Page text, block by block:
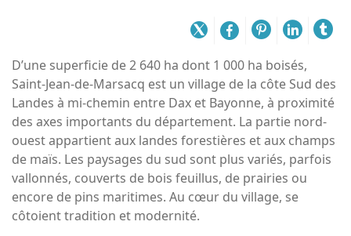
D’une superficie de 2 640 ha dont 1 000 ha boisés,
Saint-Jean-de-Marsacq est un village de la côte Sud des
Landes à mi-chemin entre Dax et Bayonne, à proximité
des axes importants du département. La partie nord-
ouest appartient aux landes forestières et aux champs
de maïs. Les paysages du sud sont plus variés, parfois
vallonnés, couverts de bois feuillus, de prairies ou
encore de pins maritimes. Au cœur du village, se
côtoient tradition et modernité.